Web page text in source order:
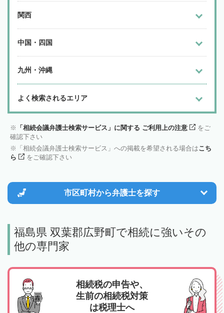
関西
中国・四国
九州・沖縄
よく検索されるエリア
「相続会議弁護士検索サービス」に関する ご利用上の注意
をご
確認下さい
「相続会議弁護士検索サービス」への掲載を希望される場合はこち
ら
をご確認下さい
市区町村から弁護士を探す
福島県 双葉郡広野町で相続に強いその
他の専門家
相続税の申告や、
生前の相続税対策
は税理士へ